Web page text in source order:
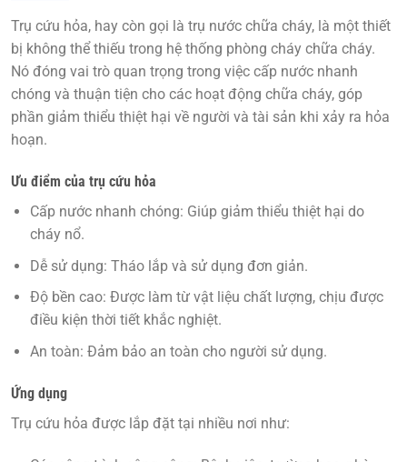
Trụ cứu hỏa, hay còn gọi là trụ nước chữa cháy, là một thiết
bị không thể thiếu trong hệ thống phòng cháy chữa cháy.
Nó đóng vai trò quan trọng trong việc cấp nước nhanh
chóng và thuận tiện cho các hoạt động chữa cháy, góp
phần giảm thiểu thiệt hại về người và tài sản khi xảy ra hỏa
hoạn.
Ưu điểm của trụ cứu hỏa
Cấp nước nhanh chóng: Giúp giảm thiểu thiệt hại do
cháy nổ.
Dễ sử dụng: Tháo lắp và sử dụng đơn giản.
Độ bền cao: Được làm từ vật liệu chất lượng, chịu được
điều kiện thời tiết khắc nghiệt.
An toàn: Đảm bảo an toàn cho người sử dụng.
Ứng dụng
Trụ cứu hỏa được lắp đặt tại nhiều nơi như: